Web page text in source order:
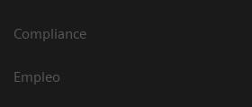
Compliance
Empleo